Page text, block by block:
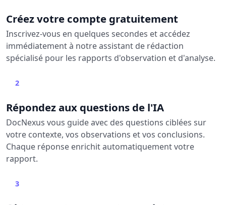
Créez votre compte gratuitement
Inscrivez-vous en quelques secondes et accédez
immédiatement à notre assistant de rédaction
spécialisé pour les rapports d'observation et d'analyse.
2
Répondez aux questions de l'IA
DocNexus vous guide avec des questions ciblées sur
votre contexte, vos observations et vos conclusions.
Chaque réponse enrichit automatiquement votre
rapport.
3